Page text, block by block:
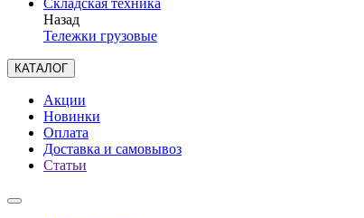
Складская техника
Назад
Тележки грузовые
КАТАЛОГ
Акции
Новинки
Оплата
Доставка и самовывоз
Статьи